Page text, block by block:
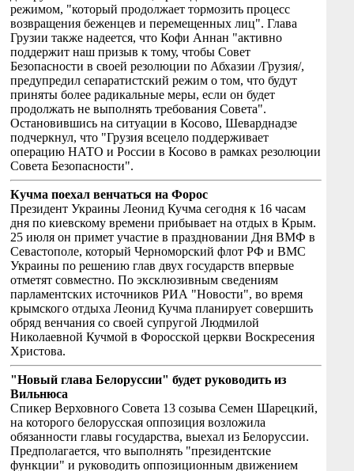
режимом, "который продолжает тормозить процесс
возвращения беженцев и перемещенных лиц". Глава
Грузии также надеется, что Кофи Аннан "активно
поддержит наш призыв к тому, чтобы Совет
Безопасности в своей резолюции по Абхазии /Грузия/,
предупредил сепаратистский режим о том, что будут
приняты более радикальные меры, если он будет
продолжать не выполнять требования Совета".
Остановившись на ситуации в Косово, Шеварднадзе
подчеркнул, что "Грузия всецело поддерживает
операцию НАТО и России в Косово в рамках резолюции
Совета Безопасности".
Кучма поехал венчаться на Форос
Президент Украины Леонид Кучма сегодня к 16 часам
дня по киевскому времени прибывает на отдых в Крым.
25 июля он примет участие в праздновании Дня ВМФ в
Севастополе, который Черноморский флот РФ и ВМС
Украины по решению глав двух государств впервые
отметят совместно. По эксклюзивным сведениям
парламентских источников РИА "Новости", во время
крымского отдыха Леонид Кучма планирует совершить
обряд венчания со своей супругой Людмилой
Николаевной Кучмой в Форосской церкви Воскресения
Христова.
"Новый глава Белоруссии" будет руководить из
Вильнюса
Спикер Верховного Совета 13 созыва Семен Шарецкий,
на которого белорусская оппозиция возложила
обязанности главы государства, выехал из Белоруссии.
Предполагается, что выполнять "президентские
функции" и руководить оппозиционным движением